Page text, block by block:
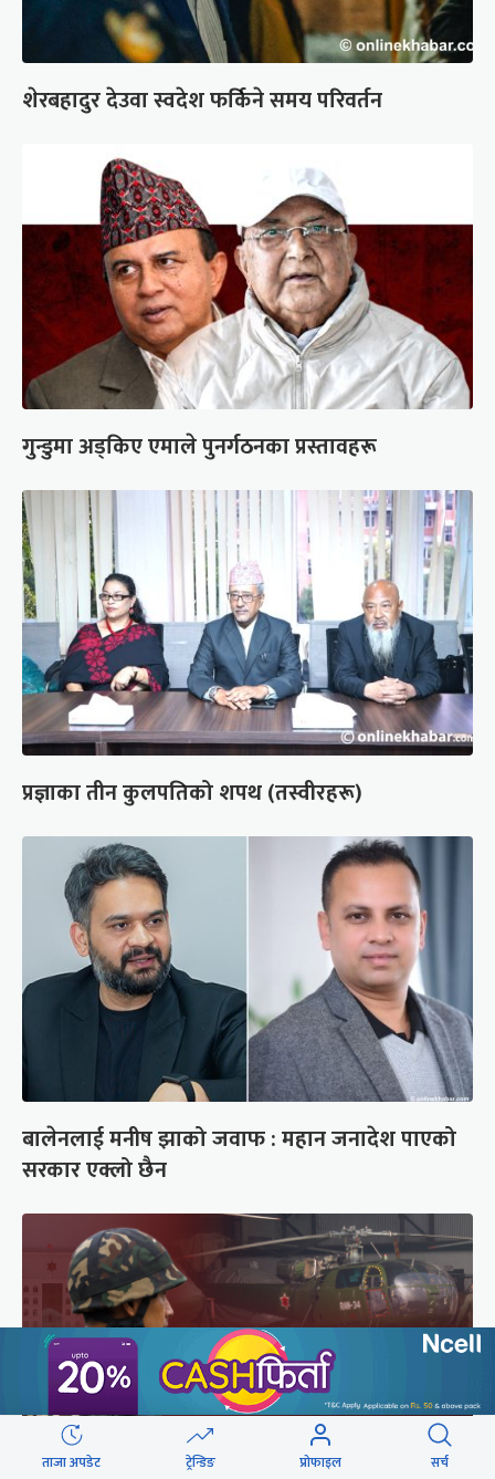
शेरबहादुर देउवा स्वदेश फर्किने समय परिवर्तन
गुन्डुमा अड्किए एमाले पुनर्गठनका प्रस्तावहरू
प्रज्ञाका तीन कुलपतिको शपथ (तस्वीरहरू)
बालेनलाई मनीष झाको जवाफ : महान जनादेश पाएको
सरकार एक्लो छैन
ताजा अपडेट ट्रेन्डिङ प्रोफाइल सर्च